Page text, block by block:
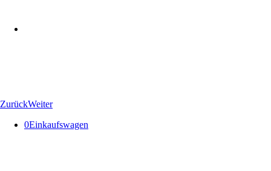
ZurückWeiter
0Einkaufswagen